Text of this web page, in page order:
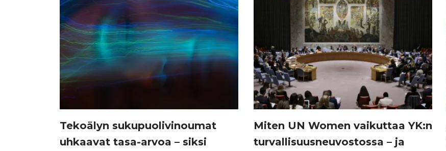
Tekoälyn sukupuolivinoumat
uhkaavat tasa-arvoa – siksi
Miten UN Women vaikuttaa YK:n
turvallisuusneuvostossa – ja